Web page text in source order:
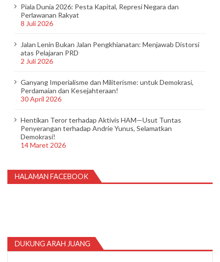
Piala Dunia 2026: Pesta Kapital, Represi Negara dan
Perlawanan Rakyat
8 Juli 2026
Jalan Lenin Bukan Jalan Pengkhianatan: Menjawab Distorsi
atas Pelajaran PRD
2 Juli 2026
Ganyang Imperialisme dan Militerisme: untuk Demokrasi,
Perdamaian dan Kesejahteraan!
30 April 2026
Hentikan Teror terhadap Aktivis HAM—Usut Tuntas
Penyerangan terhadap Andrie Yunus, Selamatkan
Demokrasi!
14 Maret 2026
HALAMAN FACEBOOK
DUKUNG ARAH JUANG